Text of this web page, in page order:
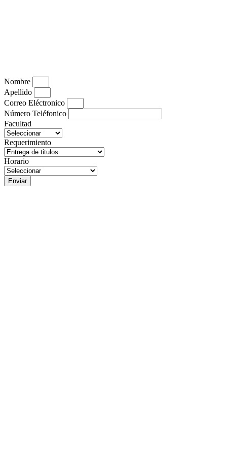
Nombre
Apellido
Correo Eléctronico
Número Teléfonico
Facultad
Requerimiento
Horario
Enviar